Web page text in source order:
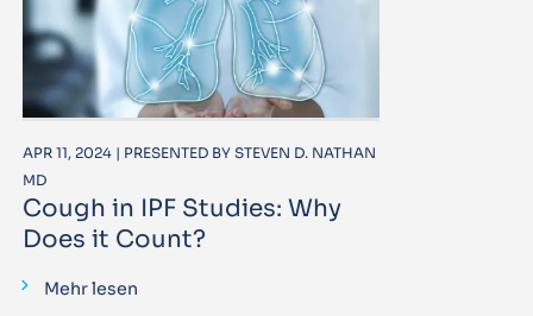
APR 11, 2024 | PRESENTED BY STEVEN D. NATHAN
MD
Cough in IPF Studies: Why
Does it Count?
Mehr lesen